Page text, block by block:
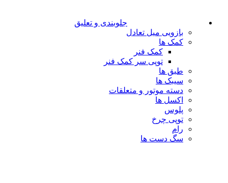
جلوبندی و تعلیق
بازویی میل تعادل
کمک ها
کمک فنر
توپی سر کمک فنر
طبق ها
سیبک ها
دسته موتور و متعلقات
اکسل ها
پلوس
توپی چرخ
رام
سگ دست ها